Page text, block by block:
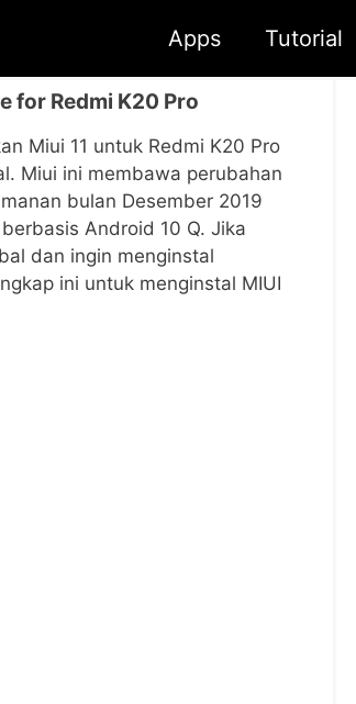
Apps Tutorial
for Redmi K20 Pro
Miui 11 untuk Redmi K20 Pro
Miui ini membawa perubahan
bulan Desember 2019
Android 10 Q. Jika
dan ingin menginstal
ini untuk menginstal MIUI